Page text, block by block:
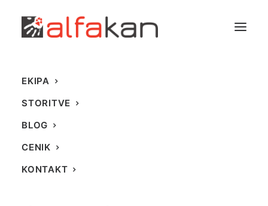
EKIPA
STORITVE
BLOG
CENIK
KONTAKT